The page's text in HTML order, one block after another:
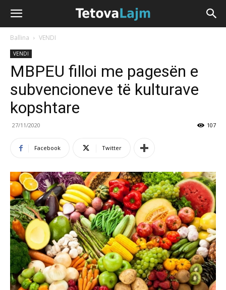
Ballina VENDI
VENDI
MBPEU filloi me pagesën e
subvencioneve të kulturave
kopshtare
27/11/2020 107
Facebook Twitter